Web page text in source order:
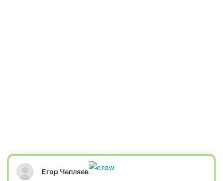
Егор Чепляев